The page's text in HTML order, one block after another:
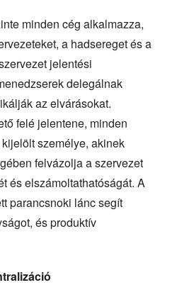
minden cég alkalmazza,
a hadsereget és a
jelentési
delegálnak
az elvárásokat.
felé jelentene, minden
személye, akinek
felvázolja a szervezet
és elszámoltathatóságát. A
parancsnoki lánc segít
és produktív